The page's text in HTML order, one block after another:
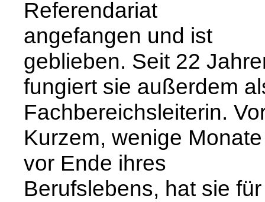
Referendariat
angefangen und ist
geblieben. Seit 22
fungiert sie außerdem
Fachbereichsleiterin.
Kurzem, wenige Monate
vor Ende ihres
Berufslebens, hat sie für